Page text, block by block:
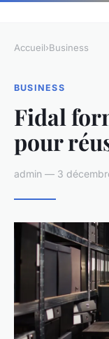
Accueil›Business
BUSINESS
Fidal
pour
admin — 3